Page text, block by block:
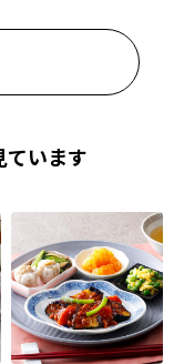
ています